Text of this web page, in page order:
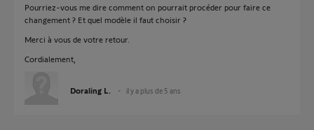
Pourriez-vous me dire comment on pourrait procéder pour faire ce
changement ? Et quel modèle il faut choisir ?
Merci à vous de votre retour.
Cordialement,
Doraling L. il y a plus de 5 ans